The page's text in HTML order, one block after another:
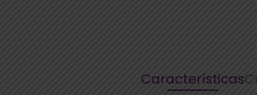
Características